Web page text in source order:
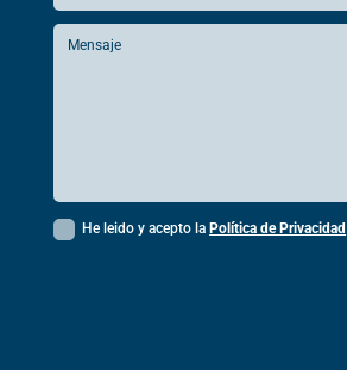
He leido y acepto laPolítica de Privacidad